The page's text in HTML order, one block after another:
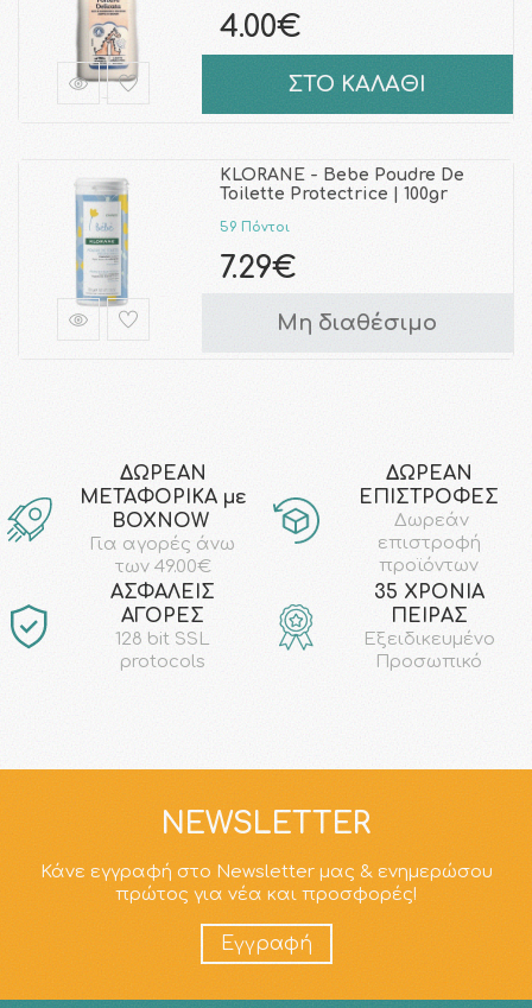
4.00€
ΣΤΟ ΚΑΛΑΘΙ
KLORANE - Bebe Poudre De
Toilette Protectrice | 100gr
59 Πόντοι
7.29€
Μη διαθέσιμο
ΔΩΡΕΑΝ
ΜΕΤΑΦΟΡΙΚΑ με
ΒΟΧΝΟW
Για αγορές άνω
των 49.00€
ΔΩΡΕΑΝ
ΕΠΙΣΤΡΟΦΕΣ
Δωρεάν
επιστροφή
προϊόντων
AΣΦΑΛΕΙΣ
ΑΓΟΡΕΣ
128 bit SSL
protocols
35 ΧΡΟΝΙΑ
ΠΕΙΡΑΣ
Εξειδικευμένο
Προσωπικό
NEWSLETTER
Κάνε εγγραφή στο Newsletter μας & ενημερώσου
πρώτος για νέα και προσφορές!
Εγγραφή